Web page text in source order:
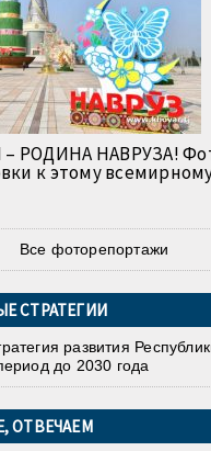
РОДИНА НАВРУЗА!
к этому
Все фоторепортажи
СТРАТЕГИИ
развития
до 2030 года
ОТВЕЧАЕМ